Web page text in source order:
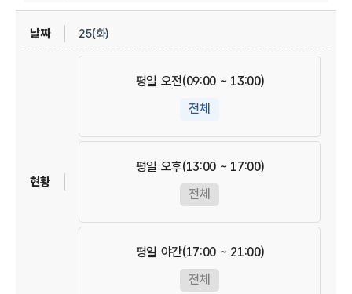
25(화)
평일 오전(09:00 ~ 13:00)
전체
평일 오후(13:00 ~ 17:00)
전체
평일 야간(17:00 ~ 21:00)
전체